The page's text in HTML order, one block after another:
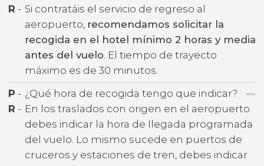
R - Si contratáis el servicio de regreso al
aeropuerto, recomendamos solicitar la
recogida en el hotel mínimo 2 horas y media
antes del vuelo. El tiempo de trayecto
máximo es de 30 minutos.
P - ¿Qué hora de recogida tengo que indicar?
R - En los traslados con origen en el aeropuerto
debes indicar la hora de llegada programada
del vuelo. Lo mismo sucede en puertos de
cruceros y estaciones de tren, debes indicar